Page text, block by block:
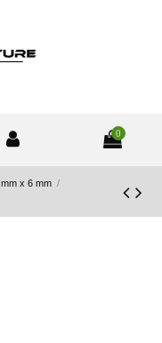
0
x 6 mm